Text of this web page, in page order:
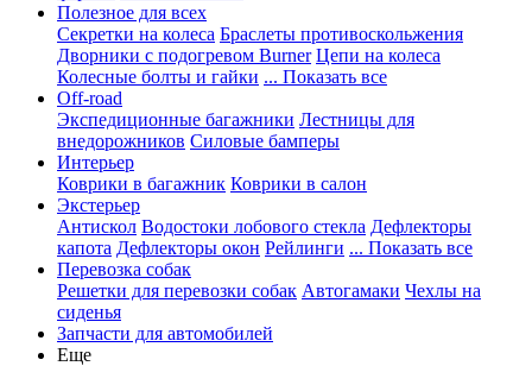
Полезное для всех
Секретки на колеса Браслеты противоскольжения
Дворники с подогревом Burner Цепи на колеса
Колесные болты и гайки ... Показать все
Off-road
Экспедиционные багажники Лестницы для
внедорожников Силовые бамперы
Интерьер
Коврики в багажник Коврики в салон
Экстерьер
Антискол Водостоки лобового стекла Дефлекторы
капота Дефлекторы окон Рейлинги ... Показать все
Перевозка собак
Решетки для перевозки собак Автогамаки Чехлы на
сиденья
Запчасти для автомобилей
Еще